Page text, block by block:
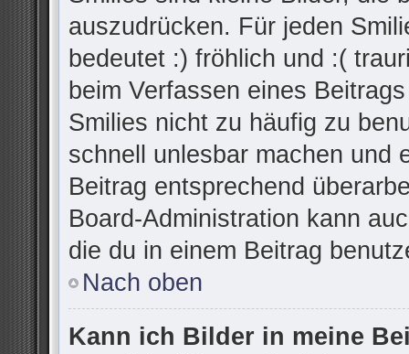
auszudrücken. Für jeden
bedeutet :) fröhlich und :(
beim Verfassen eines
Smilies nicht zu häufig zu
schnell unlesbar machen und
Beitrag entsprechend
Board-Administration kann
die du in einem Beitrag
Nach oben
Kann ich Bilder in meine